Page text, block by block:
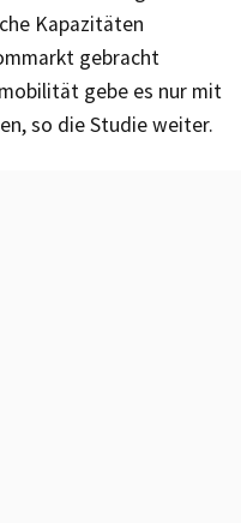
Kapazitäten
gebracht
gebe es nur mit
so die Studie weiter.